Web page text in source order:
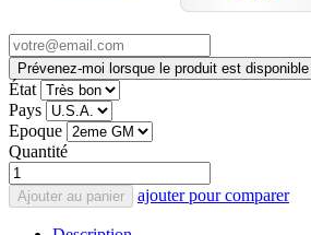
Prévenez-moi lorsque le produit est disponible
État
Pays
Epoque
Quantité
Ajouter au panier ajouter pour comparer